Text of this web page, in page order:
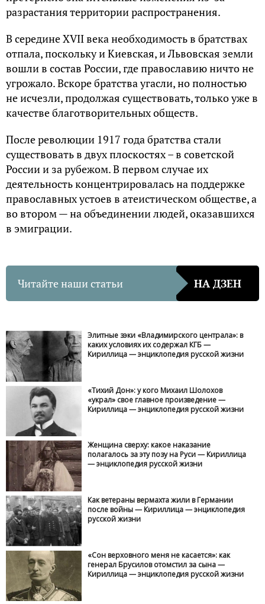
разрастания территории распространения.
В середине XVII века необходимость в братствах
отпала, поскольку и Киевская, и Львовская земли
вошли в состав России, где православию ничто не
угрожало. Вскоре братства угасли, но полностью
не исчезли, продолжая существовать, только уже в
качестве благотворительных обществ.
После революции 1917 года братства стали
существовать в двух плоскостях – в советской
России и за рубежом. В первом случае их
деятельность концентрировалась на поддержке
православных устоев в атеистическом обществе, а
во втором — на объединении людей, оказавшихся
в эмиграции.
Читайте наши статьи НА ДЗЕН
Элитные зэки «Владимирского централа»: в
каких условиях их содержал КГБ —
Кириллица — энциклопедия русской жизни
«Тихий Дон»: у кого Михаил Шолохов
«украл» свое главное произведение —
Кириллица — энциклопедия русской жизни
Женщина сверху: какое наказание
полагалось за эту позу на Руси — Кириллица
— энциклопедия русской жизни
Как ветераны вермахта жили в Германии
после войны — Кириллица — энциклопедия
русской жизни
«Сон верховного меня не касается»: как
генерал Брусилов отомстил за сына —
Кириллица — энциклопедия русской жизни